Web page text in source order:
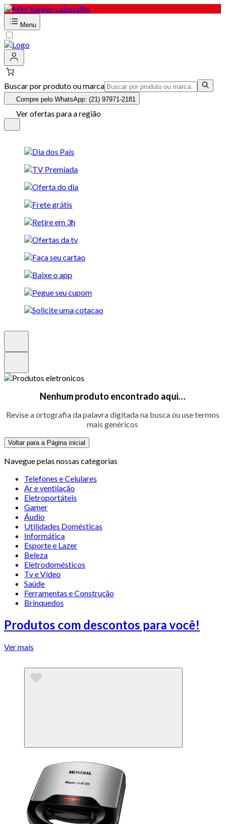
Menu
Buscar por produto ou marca
Compre pelo WhatsApp: (21) 97971-2181
Ver ofertas para a região
Nenhum produto encontrado aqui…
Revise a ortografia da palavra digitada na busca ou use termos
mais genéricos
Voltar para a Página inicial
Navegue pelas nossas categorias
Telefones e Celulares
Ar e ventilação
Eletroportáteis
Gamer
Áudio
Utilidades Domésticas
Informática
Esporte e Lazer
Beleza
Eletrodomésticos
Tv e Vídeo
Saúde
Ferramentas e Construção
Brinquedos
Produtos com descontos para você!
Ver mais